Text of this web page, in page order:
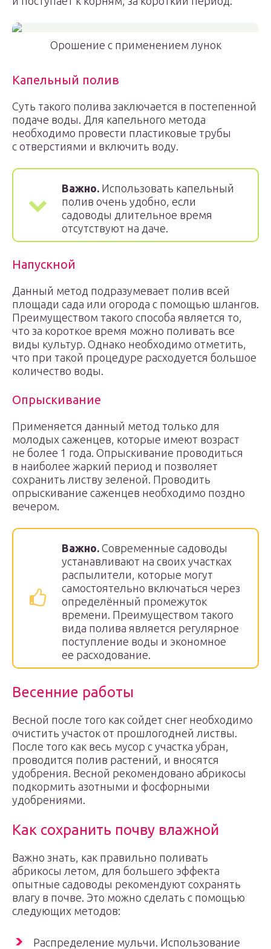
Орошение с применением лунок
Капельный полив
Суть такого полива заключается в постепенной
подаче воды. Для капельного метода
необходимо провести пластиковые трубы
с отверстиями и включить воду.
Важно. Использовать капельный
полив очень удобно, если
садоводы длительное время
отсутствуют на даче.
Напускной
Данный метод подразумевает полив всей
площади сада или огорода с помощью шлангов.
Преимуществом такого способа является то,
что за короткое время можно поливать все
виды культур. Однако необходимо отметить,
что при такой процедуре расходуется большое
количество воды.
Опрыскивание
Применяется данный метод только для
молодых саженцев, которые имеют возраст
не более 1 года. Опрыскивание проводиться
в наиболее жаркий период и позволяет
сохранить листву зеленой. Проводить
опрыскивание саженцев необходимо поздно
вечером.
Важно. Современные садоводы
устанавливают на своих участках
распылители, которые могут
самостоятельно включаться через
определённый промежуток
времени. Преимуществом такого
вида полива является регулярное
поступление воды и экономное
ее расходование.
Весенние работы
Весной после того как сойдет снег необходимо
очистить участок от прошлогодней листвы.
После того как весь мусор с участка убран,
проводится полив растений, и вносятся
удобрения. Весной рекомендовано абрикосы
подкормить азотными и фосфорными
удобрениями.
Как сохранить почву влажной
Важно знать, как правильно поливать
абрикосы летом, для большего эффекта
опытные садоводы рекомендуют сохранять
влагу в почве. Это можно сделать с помощью
следующих методов:
Распределение мульчи. Использование